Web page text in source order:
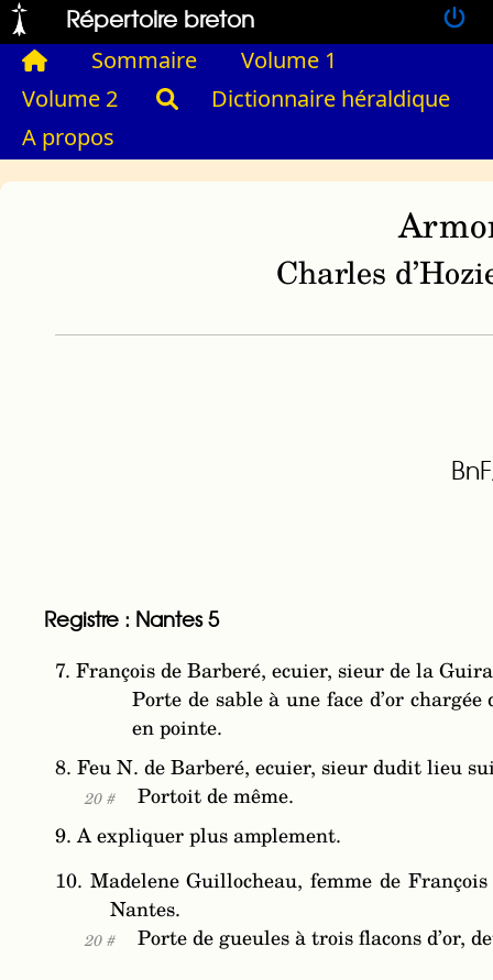
Répertoire breton
Sommaire
Volume 1
Volume 2
Dictionnaire héraldique
A propos
Charles
Registre : Nantes 5
7. François de Barberé, ecuier, sieur de la
Porte de sable à une face d’or
en pointe.
8. Feu N. de Barberé, ecuier, sieur dudit lieu
20 #
Portoit de même.
9. A expliquer plus amplement.
10. Madelene Guillocheau, femme de
Nantes.
20 # Porte de gueules à trois flacons d’or,